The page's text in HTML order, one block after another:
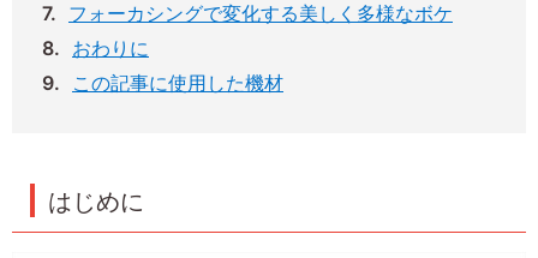
フォーカシングで変化する美しく多様なボケ
おわりに
この記事に使用した機材
はじめに